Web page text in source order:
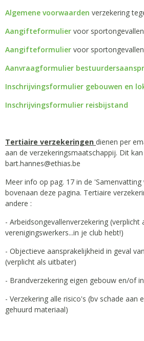
Algemene voorwaarden verzekering
Aangifteformulier voor
Aangifteformulier voor
Aanvraagformulier
Inschrijvingsformulier gebouwen en
Inschrijvingsformulier reisbijstand
Tertiaire verzekeringen dienen per
aan de verzekeringsmaatschappij. Dit kan
bart.hannes@ethias.be
Meer info op pag. 17 in de 'Samenvatting
bovenaan deze pagina. Tertiaire
andere :
- Arbeidsongevallenverzekering
verenigingswerkers...in je club hebt!)
- Objectieve aansprakelijkheid in geval
(verplicht als uitbater)
- Brandverzekering eigen gebouw en/of
- Verzekering alle risico's (bv schade aan
gehuurd materiaal)